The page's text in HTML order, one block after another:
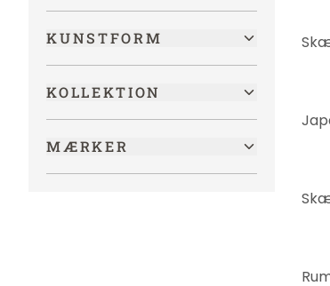
LGBTQIA+
Mad og drikkevarer
Maritim
Metal-look
Mode & beauty
Mode og skønhed
KUNSTFORM
KOLLEKTION
MÆRKER